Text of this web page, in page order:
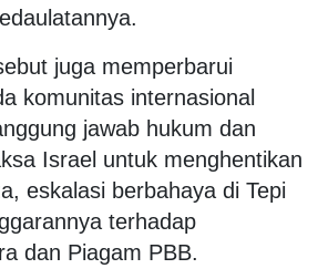
juga memperbarui
komunitas internasional
jawab hukum dan
Israel untuk menghentikan
eskalasi berbahaya di Tepi
terhadap
dan Piagam PBB.